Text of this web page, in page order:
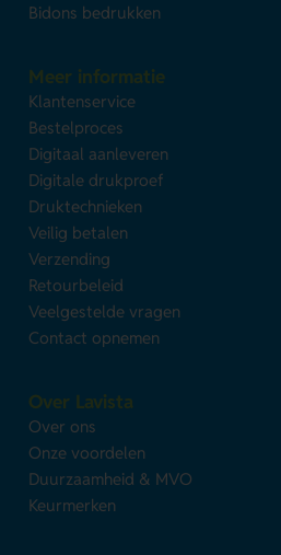
Bidons bedrukken
Meer informatie
Klantenservice
Bestelproces
Digitaal aanleveren
Digitale drukproef
Druktechnieken
Veilig betalen
Verzending
Retourbeleid
Veelgestelde vragen
Contact opnemen
Over Lavista
Over ons
Onze voordelen
Duurzaamheid & MVO
Keurmerken